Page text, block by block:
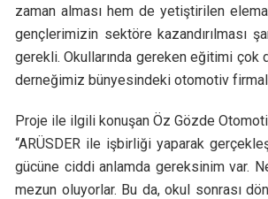
zaman alması hem de yetiştirilen
gençlerimizin sektöre kazandırılması
gerekli. Okullarında gereken eğitimi
derneğimiz bünyesindeki otomotiv
Proje ile ilgili konuşan Öz Gözde
“ARÜSDER ile işbirliği yaparak
gücüne ciddi anlamda gereksinim var.
mezun oluyorlar. Bu da, okul sonrası